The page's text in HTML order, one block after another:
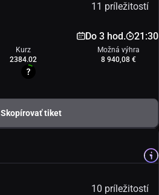
11 príležitostí
Do 3 hod. 21:30
Kurz
2384.02
Možná výhra
8 940,08 €
Skopírovať tiket
10 príležitostí